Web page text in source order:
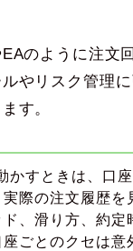
のように注文
やリスク管理
す。
かすときは、口
実際の注文履歴を
ド、滑り方、約定
座ごとのクセは意